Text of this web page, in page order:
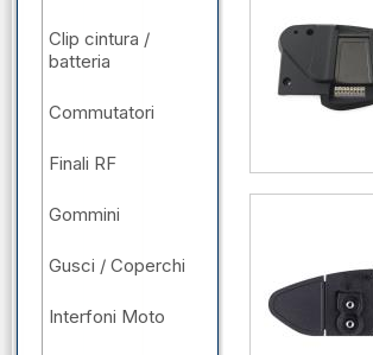
Clip cintura /
batteria
Commutatori
Finali RF
Gommini
Gusci / Coperchi
Interfoni Moto